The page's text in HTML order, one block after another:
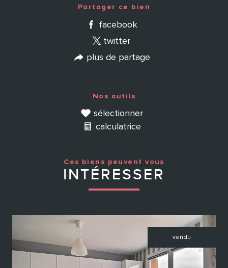
Partager ce bien
facebook
twitter
plus de partage
Nos outils
sélectionner
calculatrice
Ces biens peuvent vous
INTÉRESSER
vendu